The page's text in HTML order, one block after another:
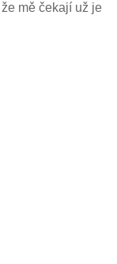
mě čekají už je